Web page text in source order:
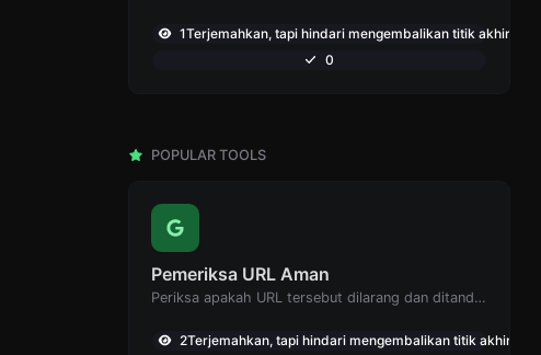
1Terjemahkan, tapi hindari mengembalikan titik akhir: ,050
0
POPULAR TOOLS
Pemeriksa URL Aman
Periksa apakah URL tersebut dilarang dan ditandai sebagai aman/tidak aman oleh Google.
2Terjemahkan, tapi hindari mengembalikan titik akhir: ,800